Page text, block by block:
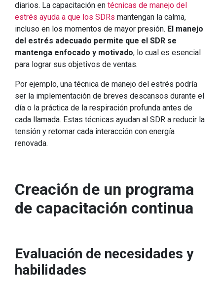
diarios. La capacitación en técnicas de manejo del
estrés ayuda a que los SDRs mantengan la calma,
incluso en los momentos de mayor presión. El manejo
del estrés adecuado permite que el SDR se
mantenga enfocado y motivado, lo cual es esencial
para lograr sus objetivos de ventas.
Por ejemplo, una técnica de manejo del estrés podría
ser la implementación de breves descansos durante el
día o la práctica de la respiración profunda antes de
cada llamada. Estas técnicas ayudan al SDR a reducir la
tensión y retomar cada interacción con energía
renovada.
Creación de un programa
de capacitación continua
Evaluación de necesidades y
habilidades